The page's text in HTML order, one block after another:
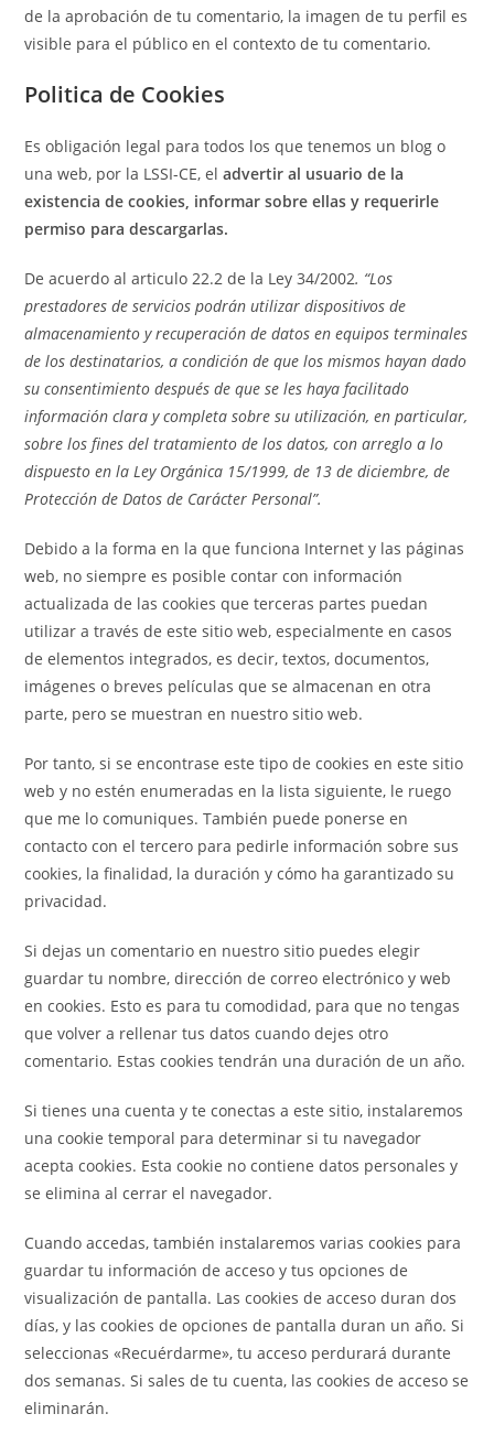
de la aprobación de tu comentario, la imagen de tu perfil es
visible para el público en el contexto de tu comentario.
Politica de Cookies
Es obligación legal para todos los que tenemos un blog o
una web, por la LSSI-CE, eladvertir al usuario de la
existencia de cookies, informar sobre ellas y requerirle
permiso para descargarlas.
De acuerdo al articulo 22.2 de la Ley 34/2002. “Los
prestadores de servicios podrán utilizar dispositivos de
almacenamiento y recuperación de datos en equipos terminales
de los destinatarios, a condición de que los mismos hayan dado
su consentimiento después de que se les haya facilitado
información clara y completa sobre su utilización, en particular,
sobre los fines del tratamiento de los datos, con arreglo a lo
dispuesto en la Ley Orgánica 15/1999, de 13 de diciembre, de
Protección de Datos de Carácter Personal”.
Debido a la forma en la que funciona Internet y las páginas
web, no siempre es posible contar con información
actualizada de las cookies que terceras partes puedan
utilizar a través de este sitio web, especialmente en casos
de elementos integrados, es decir, textos, documentos,
imágenes o breves películas que se almacenan en otra
parte, pero se muestran en nuestro sitio web.
Por tanto, si se encontrase este tipo de cookies en este sitio
web y no estén enumeradas en la lista siguiente, le ruego
que me lo comuniques. También puede ponerse en
contacto con el tercero para pedirle información sobre sus
cookies, la finalidad, la duración y cómo ha garantizado su
privacidad.
Si dejas un comentario en nuestro sitio puedes elegir
guardar tu nombre, dirección de correo electrónico y web
en cookies. Esto es para tu comodidad, para que no tengas
que volver a rellenar tus datos cuando dejes otro
comentario. Estas cookies tendrán una duración de un año.
Si tienes una cuenta y te conectas a este sitio, instalaremos
una cookie temporal para determinar si tu navegador
acepta cookies. Esta cookie no contiene datos personales y
se elimina al cerrar el navegador.
Cuando accedas, también instalaremos varias cookies para
guardar tu información de acceso y tus opciones de
visualización de pantalla. Las cookies de acceso duran dos
días, y las cookies de opciones de pantalla duran un año. Si
seleccionas «Recuérdarme», tu acceso perdurará durante
dos semanas. Si sales de tu cuenta, las cookies de acceso se
eliminarán.